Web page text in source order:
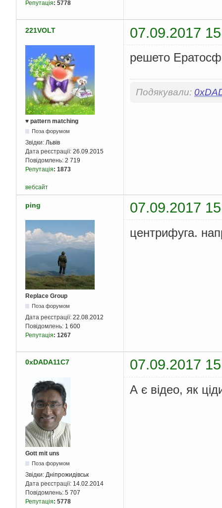
Репутація: 5778
221VOLT 07.09.2017
♥ pattern matching
Поза форумом
Звідки: Львів
Дата реєстрації: 26.09.2015
Повідомлень: 2 719
Репутація: 1873
решето
Подякували:
вебсайт
ping 07.09.2017
Replace Group
Поза форумом
Дата реєстрації: 22.08.2012
Повідомлень: 1 600
Репутація: 1267
центрифуга.
0xDADA11C7 07.09.2017
Gott mit uns
Поза форумом
Звідки: Дніпрожидівськ
Дата реєстрації: 14.02.2014
Повідомлень: 5 707
Репутація: 5778
А є відео, як